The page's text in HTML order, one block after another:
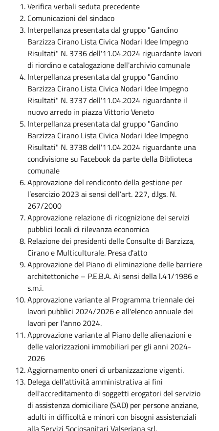
Verifica verbali seduta precedente
Comunicazioni del sindaco
Interpellanza presentata dal gruppo "Gandino
Barzizza Cirano Lista Civica Nodari Idee Impegno
Risultati" N. 3736 dell'11.04.2024 riguardante lavori
di riordino e catalogazione dell'archivio comunale
Interpellanza presentata dal gruppo "Gandino
Barzizza Cirano Lista Civica Nodari Idee Impegno
Risultati" N. 3737 dell'11.04.2024 riguardante il
nuovo arredo in piazza Vittorio Veneto
Interpellanza presentata dal gruppo "Gandino
Barzizza Cirano Lista Civica Nodari Idee Impegno
Risultati" N. 3738 dell'11.04.2024 riguardante una
condivisione su Facebook da parte della Biblioteca
comunale
Approvazione del rendiconto della gestione per
l’esercizio 2023 ai sensi dell’art. 227, d.lgs. N.
267/2000
Approvazione relazione di ricognizione dei servizi
pubblici locali di rilevanza economica
Relazione dei presidenti delle Consulte di Barzizza,
Cirano e Multiculturale. Presa d'atto
Approvazione del Piano di eliminazione delle barriere
architettoniche – P.E.B.A. Ai sensi della l.41/1986 e
s.m.i.
Approvazione variante al Programma triennale dei
lavori pubblici 2024/2026 e all'elenco annuale dei
lavori per l'anno 2024.
Approvazione variante al Piano delle alienazioni e
delle valorizzazioni immobiliari per gli anni 2024-
2026
Aggiornamento oneri di urbanizzazione vigenti.
Delega dell'attività amministrativa ai fini
dell'accreditamento di soggetti erogatori del servizio
di assistenza domiciliare (SAD) per persone anziane,
adulti in difficoltà e minori con bisogni assistenziali
alla Servizi Sociosanitari Valseriana srl.